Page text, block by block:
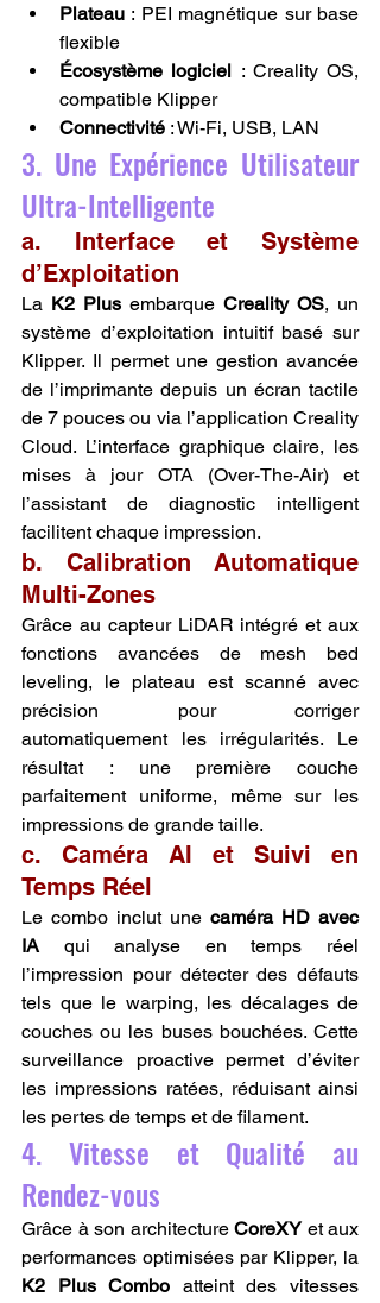
Plateau : PEI magnétique sur base
flexible
Écosystème logiciel : Creality OS,
compatible Klipper
Connectivité : Wi-Fi, USB, LAN
3. Une Expérience Utilisateur
Ultra-Intelligente
a. Interface et Système
d’Exploitation
La K2 Plus embarque Creality OS, un
système d’exploitation intuitif basé sur
Klipper. Il permet une gestion avancée
de l’imprimante depuis un écran tactile
de 7 pouces ou via l’application Creality
Cloud. L’interface graphique claire, les
mises à jour OTA (Over-The-Air) et
l’assistant de diagnostic intelligent
facilitent chaque impression.
b. Calibration Automatique
Multi-Zones
Grâce au capteur LiDAR intégré et aux
fonctions avancées de mesh bed
leveling, le plateau est scanné avec
précision pour corriger
automatiquement les irrégularités. Le
résultat : une première couche
parfaitement uniforme, même sur les
impressions de grande taille.
c. Caméra AI et Suivi en
Temps Réel
Le combo inclut une caméra HD avec
IA qui analyse en temps réel
l’impression pour détecter des défauts
tels que le warping, les décalages de
couches ou les buses bouchées. Cette
surveillance proactive permet d’éviter
les impressions ratées, réduisant ainsi
les pertes de temps et de filament.
4. Vitesse et Qualité au
Rendez-vous
Grâce à son architecture CoreXY et aux
K2 Plus Combo atteint des vitesses